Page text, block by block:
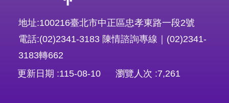
礙
捷
鍵
地址:100216臺北市中正區忠孝東路一段2號
電話:(02)2341-3183 陳情諮詢專線｜(02)2341-
3183轉662
更新日期
115-08-10 瀏覽人次 7,261